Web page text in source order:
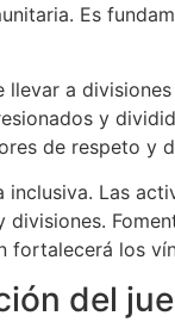
Es
a
y
de respeto y
Las
los
del